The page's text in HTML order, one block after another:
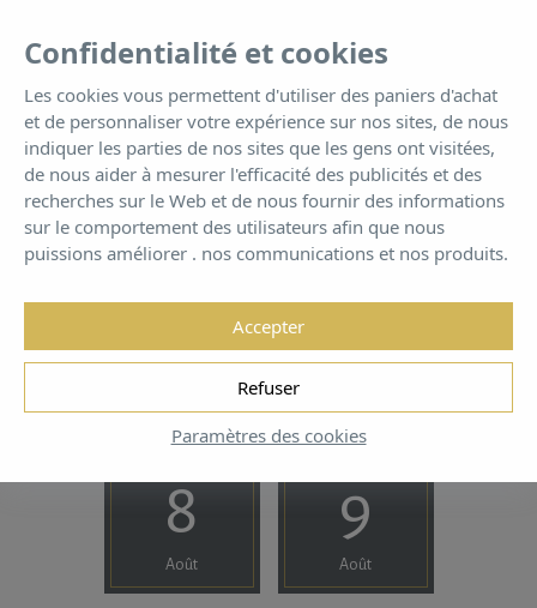
Villa Es Vedrà
Villa Es Vedrà
Réservez dès maintenant pour
GARANTIE DU MEILLEUR PRIX!
8
Août
9
Août
Confidentialité et cookies
Les cookies vous permettent d'utiliser des paniers d'achat
et de personnaliser votre expérience sur nos sites, de nous
indiquer les parties de nos sites que les gens ont visitées,
de nous aider à mesurer l'efficacité des publicités et des
recherches sur le Web et de nous fournir des informations
sur le comportement des utilisateurs afin que nous
puissions améliorer . nos communications et nos produits.
Paramètres des cookies
Refuser
Accepter